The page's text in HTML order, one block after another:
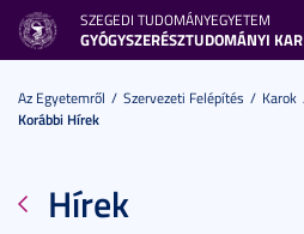
SZEGEDI TUDOMÁNYEGYETEM
GYÓGYSZERÉSZTUDOMÁNYI KAR
Az Egyetemről Szervezeti Felépítés Karok
Korábbi Hírek
Hírek